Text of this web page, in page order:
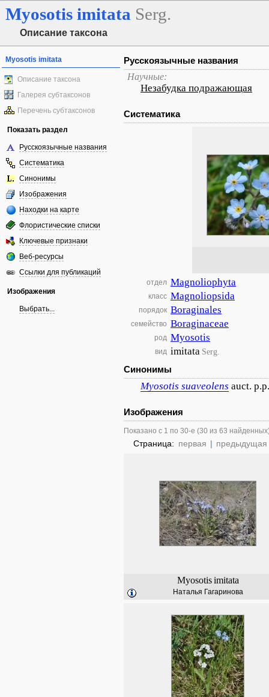
Myosotis imitata Serg.
Описание таксона
Myosotis imitata
Описание таксона
Галерея субтаксонов
Перечень субтаксонов
Показать раздел
Русскоязычные названия
Систематика
Синонимы
Изображения
Находки на карте
Флористические списки
Ключевые признаки
Веб-ресурсы
Ссылки для публикаций
Изображения
Выбрать...
Русскоязычные названия
Научные:
Незабудка подражающая
Систематика
отдел Magnoliophyta
класс Magnoliopsida
порядок Boraginales
семейство Boraginaceae
род Myosotis
вид imitata Serg.
Синонимы
Myosotis suaveolens auct. p.p.
Изображения
Показано с 1 по 30-е (30 из 63
Страница: первая | предыдущая
Myosotis imitata
Наталья Гагаринова